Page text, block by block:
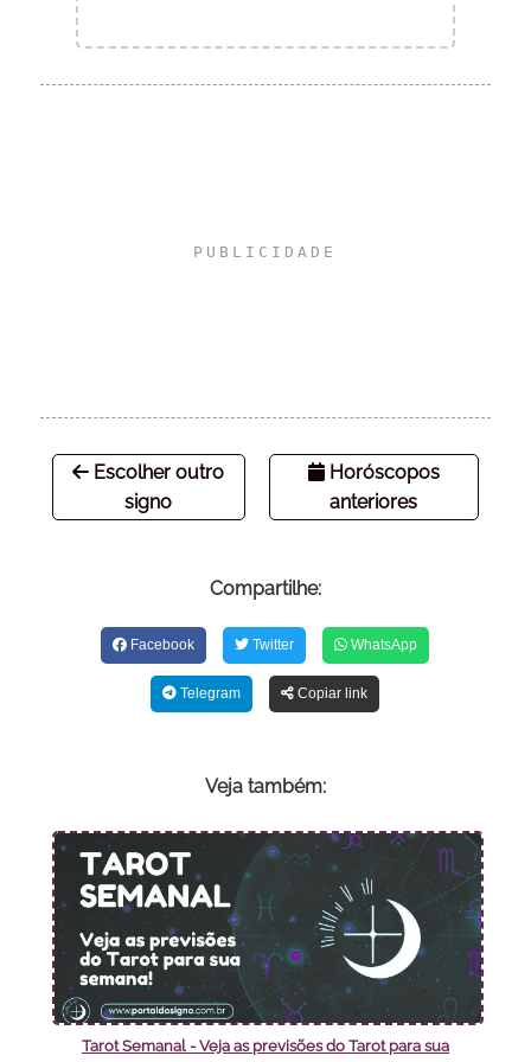
Escolher outro
signo
Horóscopos
anteriores
Compartilhe:
Facebook Twitter WhatsApp
Telegram Copiar link
Veja também:
Tarot Semanal - Veja as previsões do Tarot para sua